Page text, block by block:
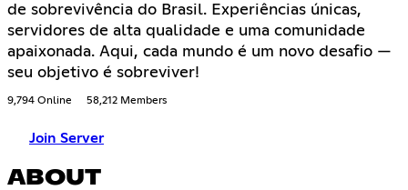
de sobrevivência do Brasil. Experiências únicas,
servidores de alta qualidade e uma comunidade
apaixonada. Aqui, cada mundo é um novo desafio —
seu objetivo é sobreviver!
9,794 Online 58,212 Members
Join Server
ABOUT